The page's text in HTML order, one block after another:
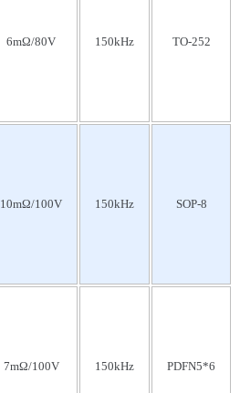
6mΩ/80V 150kHz TO-252
10mΩ/100V 150kHz SOP-8
7mΩ/100V 150kHz PDFN5*6